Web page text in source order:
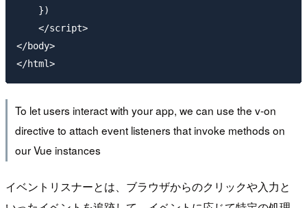
    })
    </script>
</body>
To let users interact with your app, we can use the v-on
directive to attach event listeners that invoke methods on
our Vue instances
イベントリスナーとは、ブラウザからのクリックや入力と